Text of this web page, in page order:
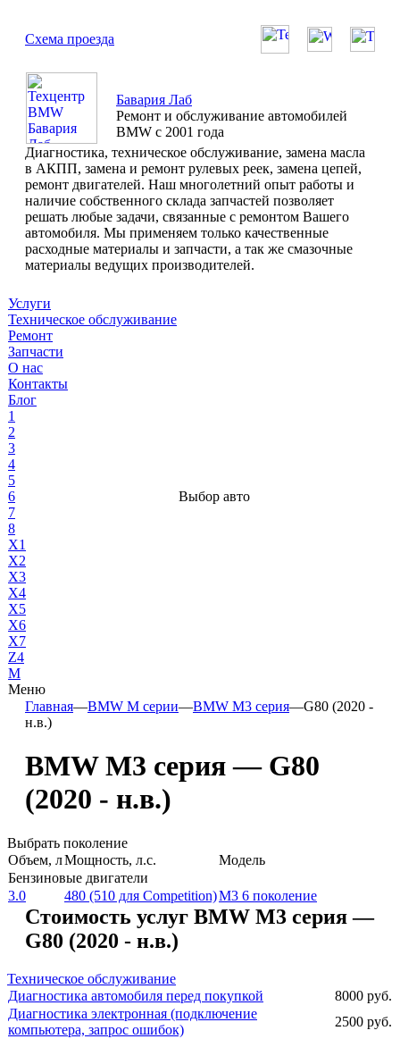
Схема проезда
Бавария Лаб
Ремонт и обслуживание автомобилей
BMW с 2001 года
Диагностика, техническое обслуживание, замена масла
в АКПП, замена и ремонт рулевых реек, замена цепей,
ремонт двигателей. Наш многолетний опыт работы и
наличие собственного склада запчастей позволяет
решать любые задачи, связанные с ремонтом Вашего
автомобиля. Мы применяем только качественные
расходные материалы и запчасти, а так же смазочные
материалы ведущих производителей.
Услуги
Техническое обслуживание
Ремонт
Запчасти
О нас
Контакты
Блог
1
2
3
4
5
6
7
8
X1
X2
X3
X4
X5
X6
X7
Z4
М
Меню
Выбор авто
Главная—BMW М серии—BMW M3 серия—G80 (2020 -
н.в.)
BMW M3 серия — G80
(2020 - н.в.)
Выбрать поколение
Объем, лМощность, л.с.
Модель
Бензиновые двигатели
3.0
480 (510 для Competition)M3 6 поколение
Стоимость услуг BMW M3 серия —
G80 (2020 - н.в.)
Техническое обслуживание
Диагностика автомобиля перед покупкой
8000 руб.
Диагностика электронная (подключение
компьютера, запрос ошибок)
2500 руб.